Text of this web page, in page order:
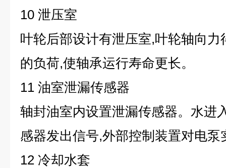
10 泄压室
叶轮后部设计有泄压室,叶轮轴向
的负荷,使轴承运行寿命更长。
11 油室泄漏传感器
轴封油室内设置泄漏传感器。水进
感器发出信号,外部控制装置对电泵
12 冷却水套